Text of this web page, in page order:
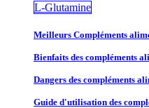
L-Glutamine
Meilleurs Compléments
Bienfaits des compléments
Dangers des compléments
Guide d'utilisation des